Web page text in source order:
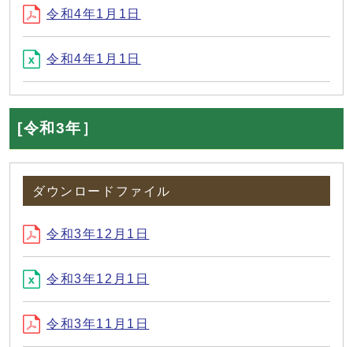
令和4年1月1日
令和4年1月1日
[令和3年］
ダウンロードファイル
令和3年12月1日
令和3年12月1日
令和3年11月1日